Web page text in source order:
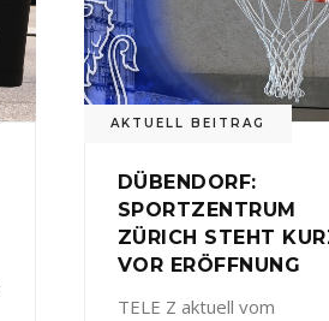
AKTUELL BEITRAG
DÜBENDORF:
SPORTZENTRUM
ZÜRICH STEHT
VOR ERÖFFNUNG
TELE Z aktuell vom